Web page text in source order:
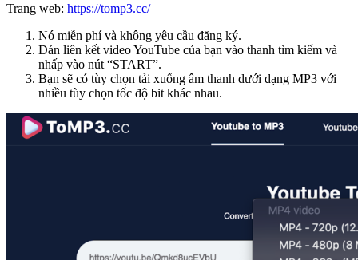
Trang web: https://tomp3.cc/
Nó miễn phí và không yêu cầu đăng ký.
Dán liên kết video YouTube của bạn vào thanh tìm kiếm và
nhấp vào nút “START”.
Bạn sẽ có tùy chọn tải xuống âm thanh dưới dạng MP3 với
nhiều tùy chọn tốc độ bit khác nhau.